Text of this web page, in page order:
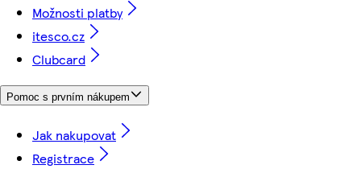
Možnosti platby
itesco.cz
Clubcard
Pomoc s prvním nákupem
Jak nakupovat
Registrace